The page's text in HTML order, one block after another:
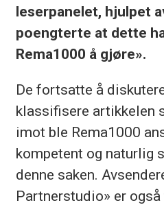
leserpanelet, hjulpet
poengterte at dette
Rema1000 å gjøre».
De fortsatte å
klassifisere artikkelen
imot ble Rema1000
kompetent og naturlig
denne saken.
Partnerstudio» er